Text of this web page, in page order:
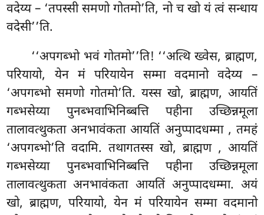
वदेय्य – ‘तपस्सी समणो गोतमो’ति, नो च खो यं त्वं सन्धाय
वदेसी’’ति.
‘‘अपगब्भो भवं गोतमो’’ति! ‘‘अत्थि ख्वेस, ब्राह्मण,
परियायो, येन मं परियायेन सम्मा वदमानो वदेय्य –
‘अपगब्भो समणो गोतमो’ति. यस्स खो, ब्राह्मण, आयतिं
गब्भसेय्या पुनब्भवाभिनिब्बत्ति पहीना उच्छिन्नमूला
तालावत्थुकता अनभावंकता आयतिं अनुप्पादधम्मा , तमहं
‘अपगब्भो’ति वदामि. तथागतस्स खो, ब्राह्मण , आयतिं
गब्भसेय्या पुनब्भवाभिनिब्बत्ति पहीना उच्छिन्नमूला
तालावत्थुकता अनभावंकता आयतिं अनुप्पादधम्मा. अयं
खो, ब्राह्मण, परियायो, येन मं परियायेन सम्मा वदमानो